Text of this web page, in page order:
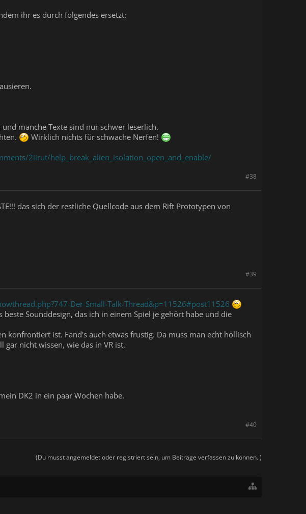
ihr es durch folgendes ersetzt:
manche Texte sind nur schwer leserlich.
Wirklich nichts für schwache Nerfen!
2iirut/help_break_alien_isolation_open_and_enable/
#38
das sich der restliche Quellcode aus dem Rift Prototypen von
#39
Der-Small-Talk-Thread&p=11526#post11526
Sounddesign, das ich in einem Spiel je gehört habe und die
konfrontiert ist. Fand's auch etwas frustig. Da muss man echt höllisch
gar nicht wissen, wie das in VR ist.
DK2 in ein paar Wochen habe.
#40
(Du musst angemeldet oder registriert sein, um Beiträge verfassen zu können. )